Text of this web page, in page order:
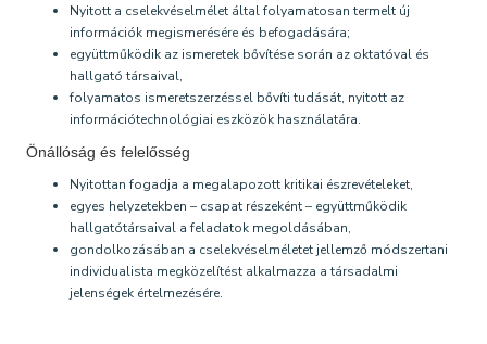
Nyitott a cselekvéselmélet által folyamatosan termelt új
információk megismerésére és befogadására;
együttműködik az ismeretek bővítése során az oktatóval és
hallgató társaival,
folyamatos ismeretszerzéssel bővíti tudását, nyitott az
információtechnológiai eszközök használatára.
Önállóság és felelősség
Nyitottan fogadja a megalapozott kritikai észrevételeket,
egyes helyzetekben – csapat részeként – együttműködik
hallgatótársaival a feladatok megoldásában,
gondolkozásában a cselekvéselméletet jellemző módszertani
individualista megközelítést alkalmazza a társadalmi
jelenségek értelmezésére.